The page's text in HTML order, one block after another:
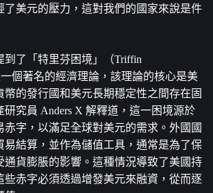
了美元的壓力，這對我們的國家來說是件
到了「特里芬困境」（Triffin
個著名的經濟理論，該理論的核心是美
幣的發行國和美元長期穩定性之間存在固
研究員 Anders X 解釋道，這一困境源於
赤字，以滿足全球對美元的需求。外國國
易結算，並作為儲值工具，通常是為了保
通貨膨脹的影響。這種情況導致了美國持
些赤字必須透過增發美元來融資，從而逐